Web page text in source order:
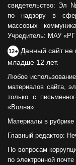
свидетельство: Эл
по надзору в
массовых
Учредитель: МАУ «РГ
12+ Данный сайт не
младше 12 лет.
Любое
материалов сайта,
только с
«Волна».
Материалы в
Главный редактор:
По вопросам
по электронной